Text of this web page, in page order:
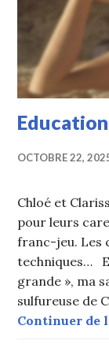
OCTOBRE 22,
Chloé et
pour leurs
franc-jeu. Les
techniques…
grande », ma
sulfureuse de
Continuer de